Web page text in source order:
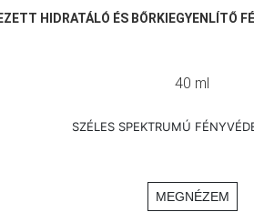
HIDRATÁLÓ ÉS BŐRKIEGYENLÍTŐ
40 ml
SZÉLES SPEKTRUMÚ
MEGNÉZEM